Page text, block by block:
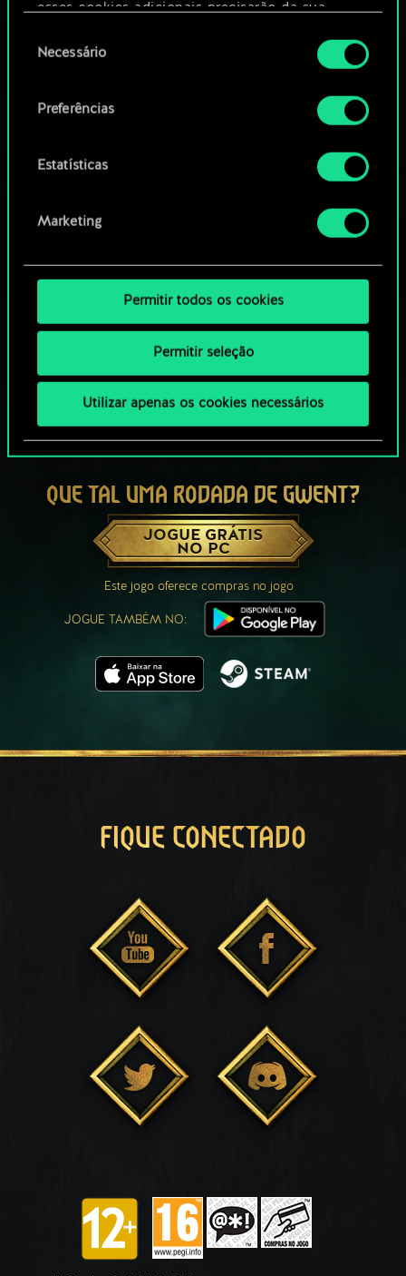
esses cookies adicionais precisarão da sua
Você encontrará todos os detalhes sobre o uso
de cookies e poderá ajustar as suas preferências
no menu "Configurações" abaixo.
deNecessário
Preferências
Estatísticas
Marketing
Permitir todos os cookies
Permitir seleção
Utilizar apenas os cookies necessários
Navegue pelos baralhos da
QUE TAL UMA RODADA DE GWENT?
JOGUE GRÁTIS
NO PC
Este jogo oferece compras no jogo
JOGUE TAMBÉM NO:
FIQUE CONECTADO